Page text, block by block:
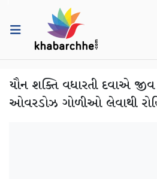
યૌન શક્તિ વધારતી દવાએ
ઓવરડોઝ ગોળીઓ લેવાથી